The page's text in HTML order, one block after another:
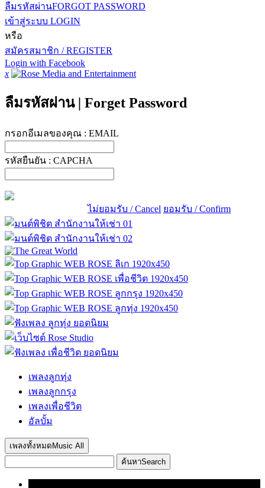
ลืมรหัสผ่านFORGOT PASSWORD
เข้าสู่ระบบ LOGIN
หรือ
สมัครสมาชิก / REGISTER
Login with Facebook
x
ลืมรหัสผ่าน | Forget Password
กรอกอีเมลของคุณ : EMAIL
รหัสยืนยัน : CAPCHA
ไม่ยอมรับ / Cancel ยอมรับ / Confirm
เพลงลูกทุ่ง
เพลงลูกกรุง
เพลงเพื่อชีวิต
อัลบั้ม
เพลงทั้งหมด Music All
ค้นหาSearch